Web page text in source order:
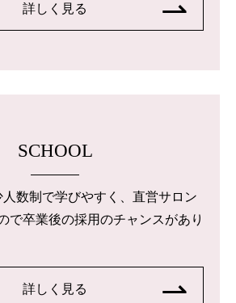
詳しく見る
SCHOOL
数制で学びやすく、直営サロン
で卒業後の採用のチャンスがあり
詳しく見る